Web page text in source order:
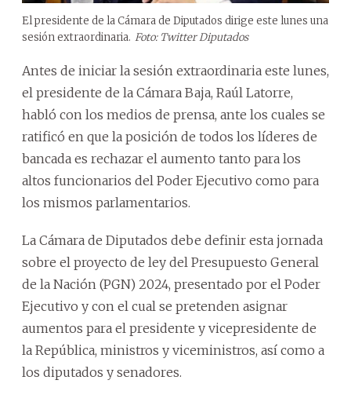
El presidente de la Cámara de Diputados dirige este lunes una
sesión extraordinaria. Foto: Twitter Diputados
Antes de iniciar la sesión extraordinaria este lunes,
el presidente de la Cámara Baja, Raúl Latorre,
habló con los medios de prensa, ante los cuales se
ratificó en que la posición de todos los líderes de
bancada es rechazar el aumento tanto para los
altos funcionarios del Poder Ejecutivo como para
los mismos parlamentarios.
La Cámara de Diputados debe definir esta jornada
sobre el proyecto de ley del Presupuesto General
de la Nación (PGN) 2024, presentado por el Poder
Ejecutivo y con el cual se pretenden asignar
aumentos para el presidente y vicepresidente de
la República, ministros y viceministros, así como a
los diputados y senadores.